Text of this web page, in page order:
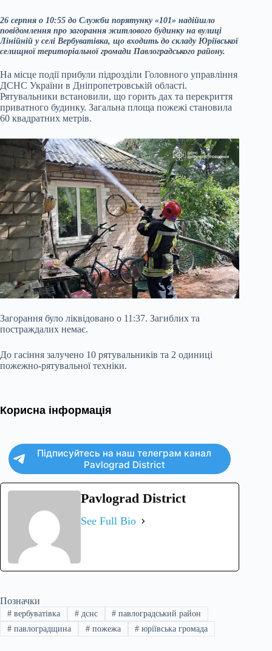
26 серпня о 10:55 до Служби порятунку «101» надійшло
повідомлення про загорання житлового будинку на вулиці
Лінійній у селі Вербуватівка, що входить до складу Юріївської
селищної територіальної громади Павлоградського району.
На місце події прибули підрозділи Головного управління
ДСНС України в Дніпропетровській області.
Рятувальники встановили, що горить дах та перекриття
приватного будинку. Загальна площа пожежі становила
60 квадратних метрів.
Загорання було ліквідовано о 11:37. Загиблих та
постраждалих немає.
До гасіння залучено 10 рятувальників та 2 одиниці
пожежно-рятувальної техніки.
Корисна інформація
Підписуйтесь на наш телеграм канал
Pavlograd District
Pavlograd District
See Full Bio
Позначки
#вербуватівка #дснс # павлоградський район
#павлоградщина #пожежа # юріївська громада